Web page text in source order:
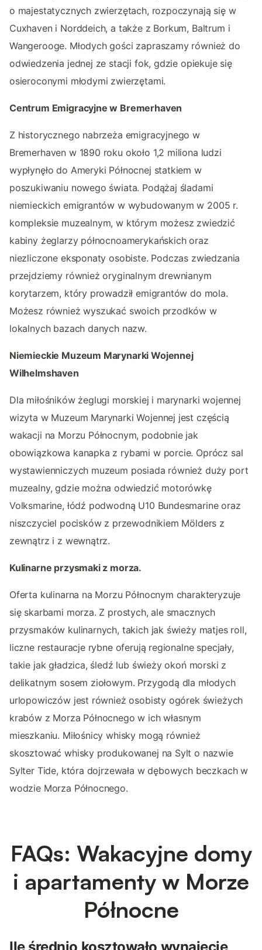
o majestatycznych zwierzętach, rozpoczynają się w
Cuxhaven i Norddeich, a także z Borkum, Baltrum i
Wangerooge. Młodych gości zapraszamy również do
odwiedzenia jednej ze stacji fok, gdzie opiekuje się
osieroconymi młodymi zwierzętami.
Centrum Emigracyjne w Bremerhaven
Z historycznego nabrzeża emigracyjnego w
Bremerhaven w 1890 roku około 1,2 miliona ludzi
wypłynęło do Ameryki Północnej statkiem w
poszukiwaniu nowego świata. Podążaj śladami
niemieckich emigrantów w wybudowanym w 2005 r.
kompleksie muzealnym, w którym możesz zwiedzić
kabiny żeglarzy północnoamerykańskich oraz
niezliczone eksponaty osobiste. Podczas zwiedzania
przejdziemy również oryginalnym drewnianym
korytarzem, który prowadził emigrantów do mola.
Możesz również wyszukać swoich przodków w
lokalnych bazach danych nazw.
Niemieckie Muzeum Marynarki Wojennej
Wilhelmshaven
Dla miłośników żeglugi morskiej i marynarki wojennej
wizyta w Muzeum Marynarki Wojennej jest częścią
wakacji na Morzu Północnym, podobnie jak
obowiązkowa kanapka z rybami w porcie. Oprócz sal
wystawienniczych muzeum posiada również duży port
muzealny, gdzie można odwiedzić motorówkę
Volksmarine, łódź podwodną U10 Bundesmarine oraz
niszczyciel pocisków z przewodnikiem Mölders z
zewnątrz i z wewnątrz.
Kulinarne przysmaki z morza.
Oferta kulinarna na Morzu Północnym charakteryzuje
się skarbami morza. Z prostych, ale smacznych
przysmaków kulinarnych, takich jak świeży matjes roll,
liczne restauracje rybne oferują regionalne specjały,
takie jak gładzica, śledź lub świeży okoń morski z
delikatnym sosem ziołowym. Przygodą dla młodych
urlopowiczów jest również osobisty ogórek świeżych
krabów z Morza Północnego w ich własnym
mieszkaniu. Miłośnicy whisky mogą również
skosztować whisky produkowanej na Sylt o nazwie
Sylter Tide, która dojrzewała w dębowych beczkach w
wodzie Morza Północnego.
FAQs: Wakacyjne domy
i apartamenty w Morze
Północne